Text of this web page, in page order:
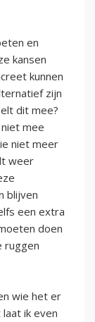
en
kansen
kunnen
zijn
dit mee?
mee
niet meer
weer
blijven
een extra
doen
ruggen
wie het er
ik even